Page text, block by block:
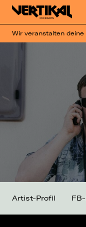
Wir veranstalten
Artist-Profil